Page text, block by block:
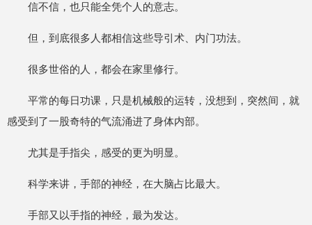
信不信，也只能全凭个人的意志。
但，到底很多人都相信这些导引术、内门功法。
很多世俗的人，都会在家里修行。
平常的每日功课，只是机械般的运转，没想到，突然间，就
感受到了一股奇特的气流涌进了身体内部。
尤其是手指尖，感受的更为明显。
科学来讲，手部的神经，在大脑占比最大。
手部又以手指的神经，最为发达。